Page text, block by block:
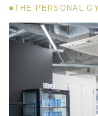
■THE PERSONAL